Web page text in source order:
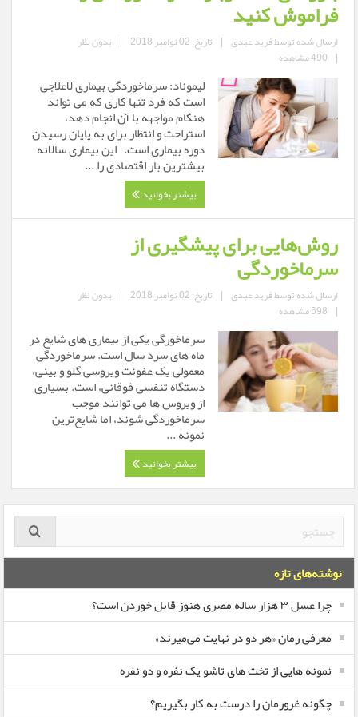
فراموش کنید
ارسال شده توسطفرید عبدی | تاریخ: 02 نوامبر 2018 | بدون نظر
| 490 مشاهده
لیموناد: سرماخوردگی بیماری لاعلاجی
است که فرد تنها کاری که می تواند
هنگام مواجهه با آن انجام دهد،
استراحت و انتظار برای به پایان رسیدن
دوره بیماری است. این بیماری سالانه
بیشترین بار اقتصادی را ...
بیشتر بخوانید
روش‌هایی برای پیشگیری از
سرماخوردگی
ارسال شده توسطفرید عبدی | تاریخ: 02 نوامبر 2018 | بدون نظر
| 598 مشاهده
سرماخورگی یکی از بیماری های شایع در
ماه های سرد سال است. سرماخوردگی
معمولی یک عفونت ویروسی گلو و بینی،
دستگاه تنفسی فوقانی، است. بسیاری
از ویروس ها می توانند موجب
سرماخوردگی شوند، اما شایع‌ترین
نمونه ...
بیشتر بخوانید
نوشته‌های تازه
چرا عسل ۳ هزار ساله‌ مصری هنوز قابل خوردن است؟
معرفی رمان «هر دو در نهایت می‌میرند»
نمونه هایی از تخت های تاشو یک نفره و دو نفره
چگونه غرورمان را درست به کار بگیریم؟